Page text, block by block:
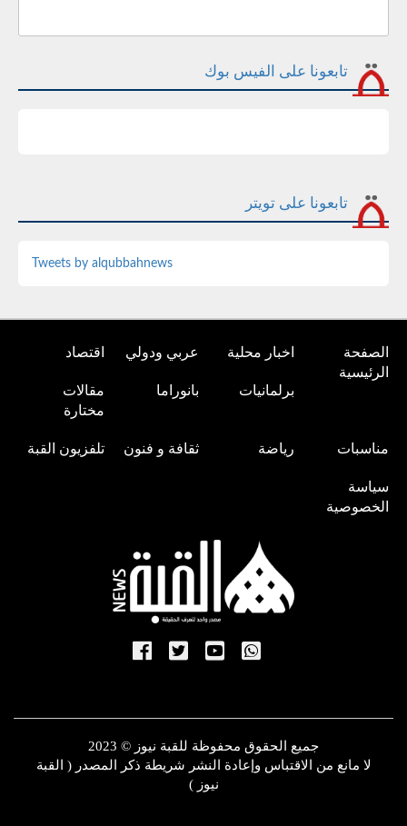
تابعونا على الفيس بوك
تابعونا على تويتر
Tweets by alqubbahnews
الصفحة
الرئيسية
اخبار محلية عربي ودولي اقتصاد
برلمانيات بانوراما
مقالات
مختارة
مناسبات رياضة ثقافة و فنون تلفزيون القبة
سياسة
الخصوصية
جميع الحقوق محفوظة للقبة نيوز © 2023
لا مانع من الاقتباس وإعادة النشر شريطة ذكر المصدر ( القبة
نيوز )